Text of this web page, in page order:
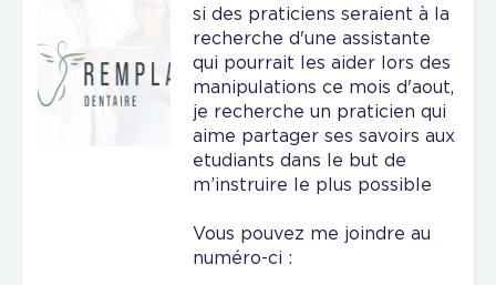
si des praticiens seraient à la
recherche d'une assistante
qui pourrait les aider lors des
manipulations ce mois d'aout,
je recherche un praticien qui
aime partager ses savoirs aux
etudiants dans le but de
m’instruire le plus possible
Vous pouvez me joindre au
numéro-ci :